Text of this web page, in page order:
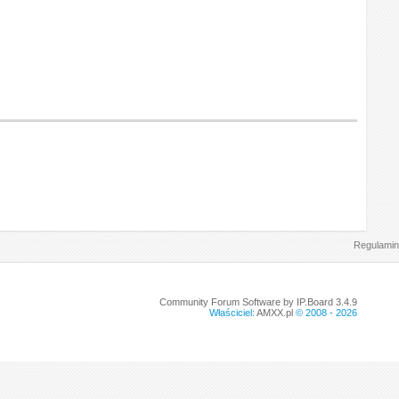
Regulamin
Community Forum Software by IP.Board 3.4.9
Właściciel: AMXX.pl© 2008 - 2026